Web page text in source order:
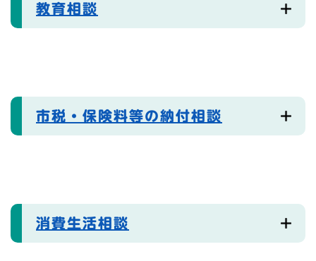
教育相談
市税・保険料等の納付相談
消費生活相談